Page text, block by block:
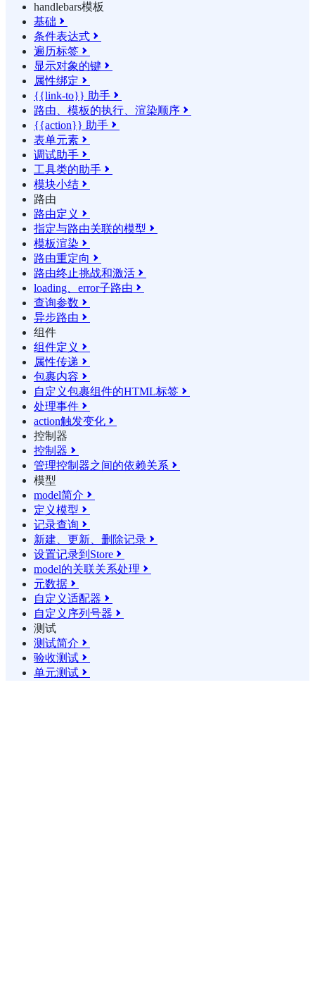
handlebars模板
基础 
条件表达式 
遍历标签 
显示对象的键 
属性绑定 
{{link-to}} 助手 
路由、模板的执行、渲染顺序 
{{action}} 助手 
表单元素 
调试助手 
工具类的助手 
模块小结 
路由
路由定义 
指定与路由关联的模型 
模板渲染 
路由重定向 
路由终止挑战和激活 
loading、error子路由 
查询参数 
异步路由 
组件
组件定义 
属性传递 
包裹内容 
自定义包裹组件的HTML标签 
处理事件 
action触发变化 
控制器
控制器 
管理控制器之间的依赖关系 
模型
model简介 
定义模型 
记录查询 
新建、更新、删除记录 
设置记录到Store 
model的关联关系处理 
元数据 
自定义适配器 
自定义序列号器 
测试
测试简介 
验收测试 
单元测试 